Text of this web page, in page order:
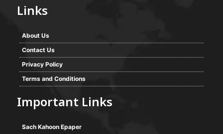
Links
About Us
Contact Us
Privacy Policy
Terms and Conditions
Important Links
Sach Kahoon Epaper